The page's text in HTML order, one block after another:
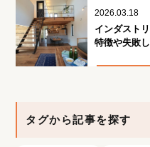
2026.03.18
インダスト
特徴や失敗
タグから記事を探す